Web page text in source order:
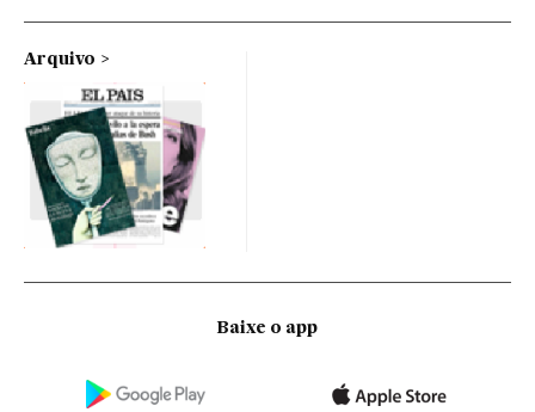
Arquivo
Baixe o app